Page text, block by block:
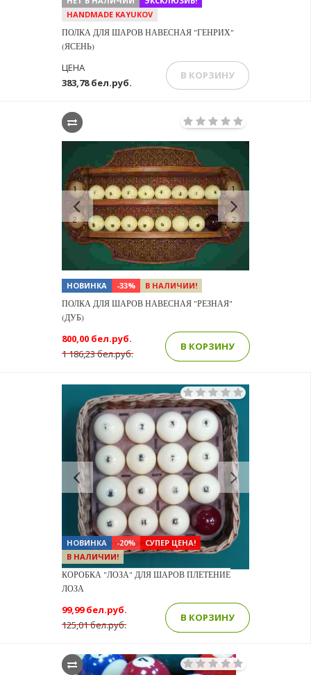
HANDMADE KAYUKOV
ПОЛКА ДЛЯ ШАРОВ НАВЕСНАЯ "ГЕНРИХ"
(ЯСЕНЬ)
383,78 бел.руб.
ЦЕНА
В КОРЗИНУ
Previous Next
НОВИНКА -33% В НАЛИЧИИ!
ПОЛКА ДЛЯ ШАРОВ НАВЕСНАЯ "РЕЗНАЯ"
(ДУБ)
1 186,23 бел.руб.
800,00 бел.руб.
В КОРЗИНУ
Previous Next
НОВИНКА -20%
СУПЕР ЦЕНА!
В НАЛИЧИИ!
КОРОБКА "ЛОЗА" ДЛЯ ШАРОВ ПЛЕТЕНИЕ
ЛОЗА
125,01 бел.руб.
99,99 бел.руб.
В КОРЗИНУ